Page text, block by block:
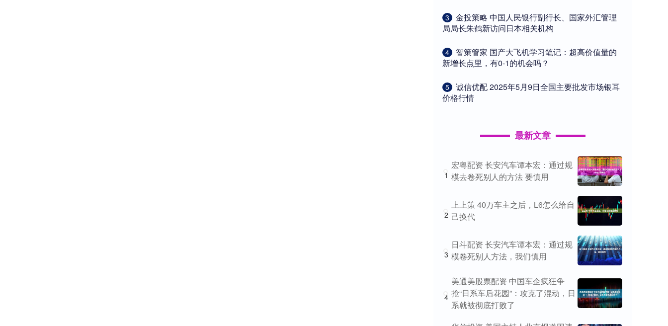
3
​金投策略 中国人民银行副行长、国家外汇管理
局局长朱鹤新访问日本相关机构
4
​智策管家 国产大飞机学习笔记：超高价值量的
新增长点里，有0-1的机会吗？
5
​诚信优配 2025年5月9日全国主要批发市场银耳
价格行情
最新文章
1
宏粤配资 长安汽车谭本宏：通过规
模去卷死别人的方法 要慎用
2
上上策 40万车主之后，L6怎么给自
己换代
3
日斗配资 长安汽车谭本宏：通过规
模卷死别人方法，我们慎用
4
美通美股票配资 中国车企疯狂争
抢“日系车后花园”：攻克了混动，日
系就被彻底打败了